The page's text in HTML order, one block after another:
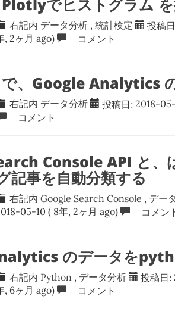
でヒストグラム を
右記内 データ分析 ,統計検定 投稿
, 2ヶ月 ago) コメント
、Google Analytics
右記内 データ分析 投稿日: 2018-
コメント
Console API と、
記事を自動分類する
右記内Google Search Console , デー
05-10 ( 8年, 2ヶ月 ago) コメン
のデータを
右記内 Python , データ分析 投稿日:
, 6ヶ月 ago) コメント